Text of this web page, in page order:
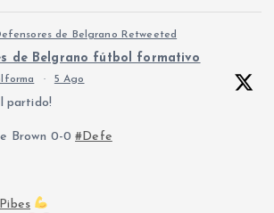
de Belgrano Retweeted
de Belgrano fútbol formativo
· 5 Ago
partido!
Brown 0-0#Defe